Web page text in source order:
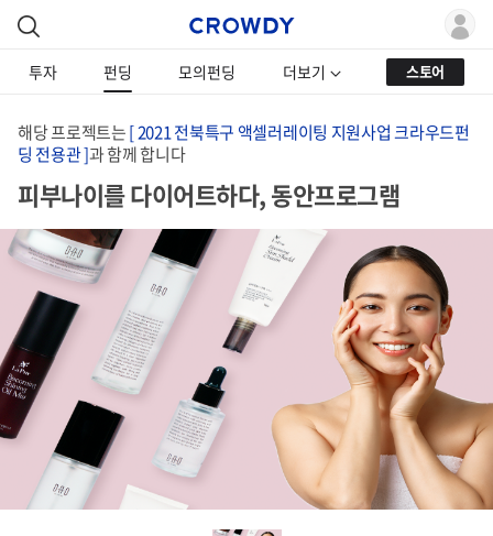
투자 펀딩 모의펀딩 더보기 스토어
해당 프로젝트는[ 2021 전북특구 액셀러레이팅 지원사업 크라우드펀
딩 전용관 ]과 함께 합니다
피부나이를 다이어트하다, 동안프로그램